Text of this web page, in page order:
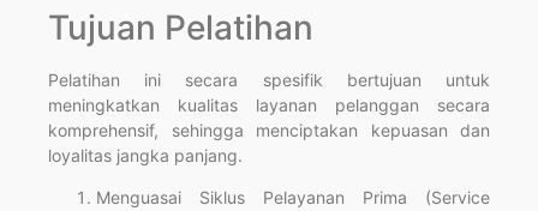
Tujuan Pelatihan
Pelatihan ini secara spesifik bertujuan untuk
meningkatkan kualitas layanan pelanggan secara
komprehensif, sehingga menciptakan kepuasan dan
loyalitas jangka panjang.
Menguasai Siklus Pelayanan Prima (Service